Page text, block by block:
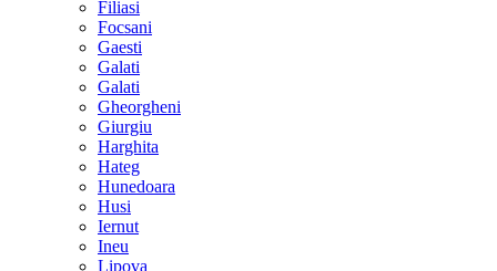
Filiasi
Focsani
Gaesti
Galati
Galati
Gheorgheni
Giurgiu
Harghita
Hateg
Hunedoara
Husi
Iernut
Ineu
Lipova